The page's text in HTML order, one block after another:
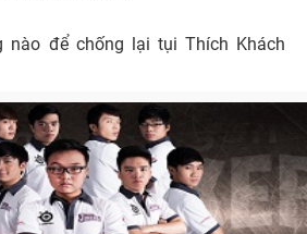
nào để chống lại tụi Thích Khách